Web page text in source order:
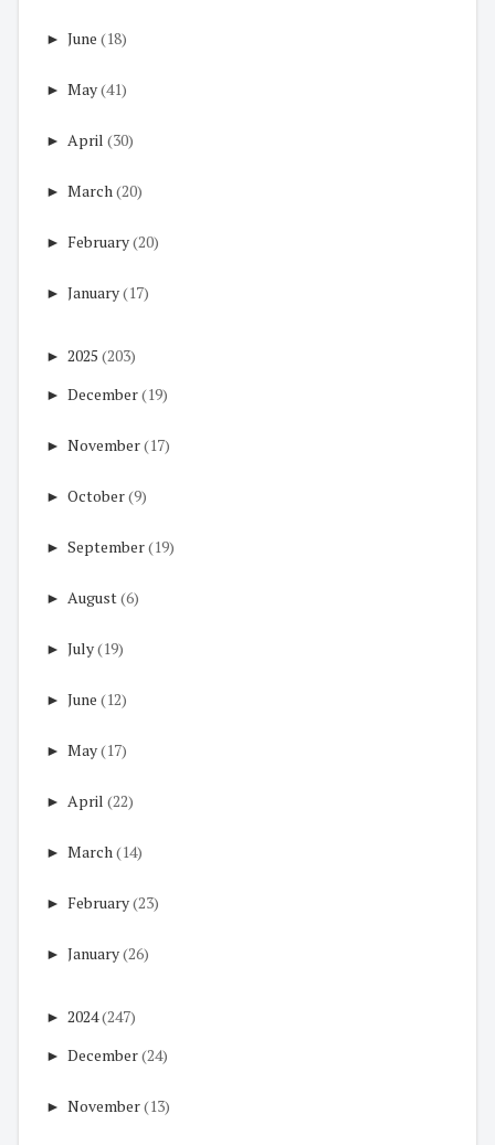
► June (18)
► May(41)
► April (30)
► March(20)
► February(20)
► January(17)
► 2025 (203)
► December(19)
► November(17)
► October(9)
► September(19)
► August(6)
► July(19)
► June (12)
► May(17)
► April (22)
► March(14)
► February(23)
► January(26)
► 2024(247)
► December(24)
► November(13)